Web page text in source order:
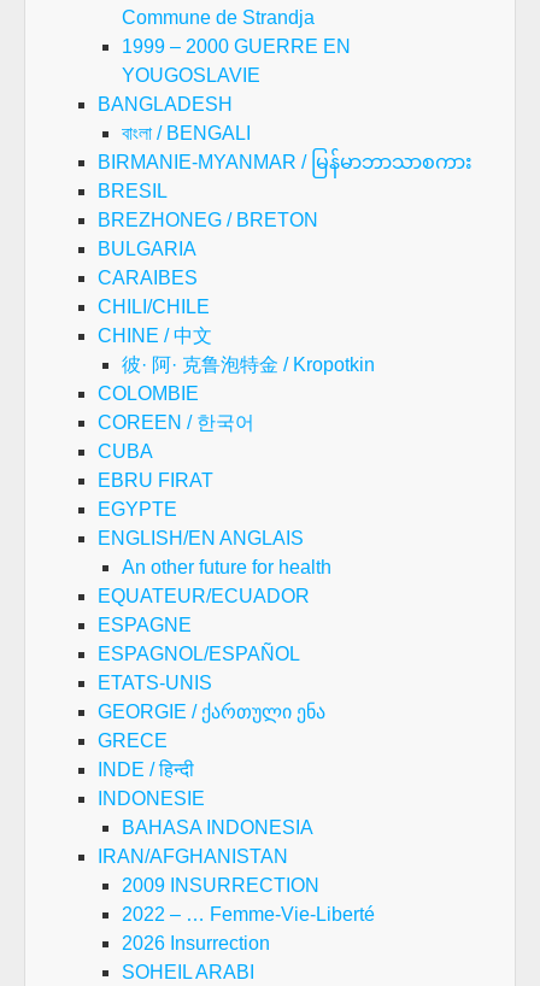
Commune de Strandja
1999 – 2000 GUERRE EN
YOUGOSLAVIE
BANGLADESH
বাংলা / BENGALI
BIRMANIE-MYANMAR / မြန်မာဘာသာစကား
BRESIL
BREZHONEG / BRETON
BULGARIA
CARAIBES
CHILI/CHILE
CHINE / 中文
彼· 阿· 克鲁泡特金 / Kropotkin
COLOMBIE
COREEN / 한국어
CUBA
EBRU FIRAT
EGYPTE
ENGLISH/EN ANGLAIS
An other future for health
EQUATEUR/ECUADOR
ESPAGNE
ESPAGNOL/ESPAÑOL
ETATS-UNIS
GEORGIE / ქართული ენა
GRECE
INDE / हिन्दी
INDONESIE
BAHASA INDONESIA
IRAN/AFGHANISTAN
2009 INSURRECTION
2022 – … Femme-Vie-Liberté
2026 Insurrection
SOHEIL ARABI